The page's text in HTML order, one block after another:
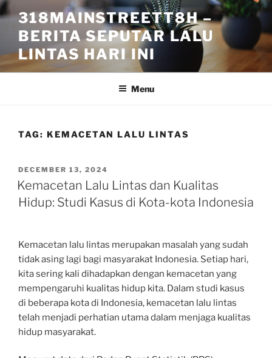
Skip
to
content
318MAINSTREETT8H –
BERITA SEPUTAR LALU
LINTAS HARI INI
Menu
TAG: KEMACETAN LALU LINTAS
POSTED
ON
DECEMBER 13, 2024
Kemacetan Lalu Lintas dan Kualitas
Hidup: Studi Kasus di Kota-kota Indonesia
Kemacetan lalu lintas merupakan masalah yang sudah
tidak asing lagi bagi masyarakat Indonesia. Setiap hari,
kita sering kali dihadapkan dengan kemacetan yang
mempengaruhi kualitas hidup kita. Dalam studi kasus
di beberapa kota di Indonesia, kemacetan lalu lintas
telah menjadi perhatian utama dalam menjaga kualitas
hidup masyarakat.